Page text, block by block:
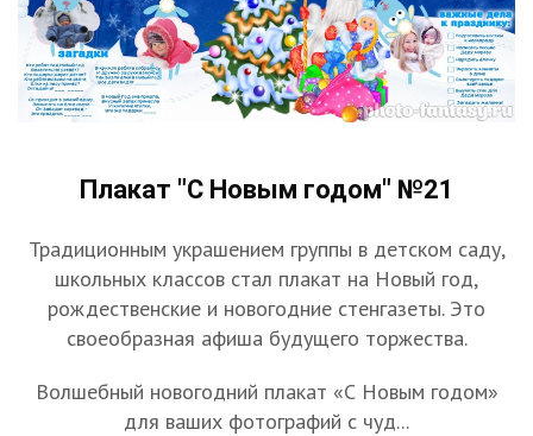
Плакат "С Новым годом" №21
Традиционным украшением группы в детском саду,
школьных классов стал плакат на Новый год,
рождественские и новогодние стенгазеты. Это
своеобразная афиша будущего торжества.
Волшебный новогодний плакат «С Новым годом»
для ваших фотографий с чуд...